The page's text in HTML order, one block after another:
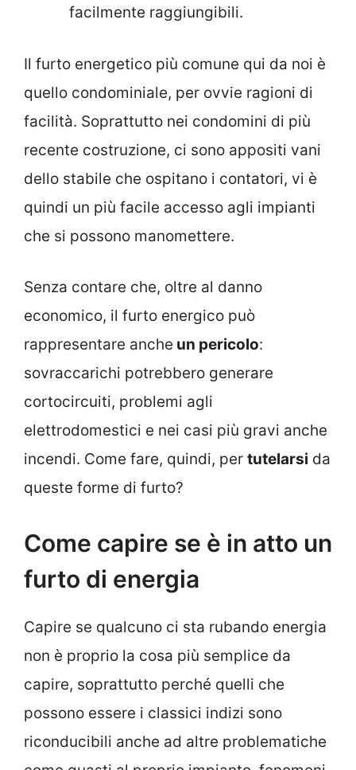
facilmente raggiungibili.
Il furto energetico più comune qui da noi è
quello condominiale, per ovvie ragioni di
facilità. Soprattutto nei condomini di più
recente costruzione, ci sono appositi vani
dello stabile che ospitano i contatori, vi è
quindi un più facile accesso agli impianti
che si possono manomettere.
Senza contare che, oltre al danno
economico, il furto energico può
rappresentare anche un pericolo:
sovraccarichi potrebbero generare
cortocircuiti, problemi agli
elettrodomestici e nei casi più gravi anche
incendi. Come fare, quindi, per tutelarsi da
queste forme di furto?
Come capire se è in atto un
furto di energia
Capire se qualcuno ci sta rubando energia
non è proprio la cosa più semplice da
capire, soprattutto perché quelli che
possono essere i classici indizi sono
riconducibili anche ad altre problematiche